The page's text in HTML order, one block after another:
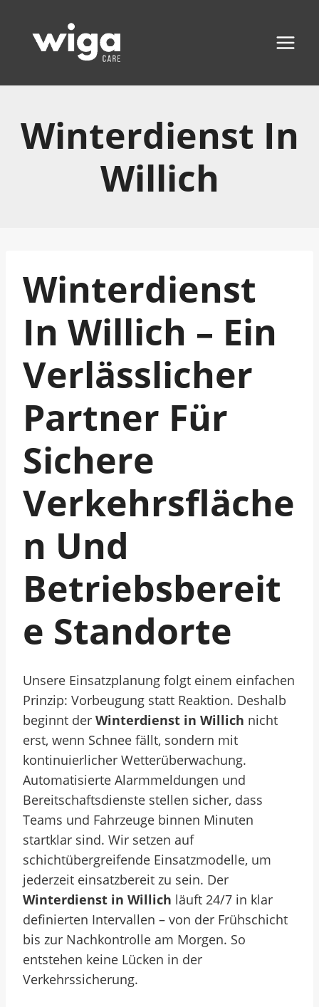
Inhalt
springen
Winterdienst In
Willich
Winterdienst
In Willich – Ein
Verlässlicher
Partner Für
Sichere
Verkehrsfläche
N Und
Betriebsbereit
E Standorte
Unsere Einsatzplanung folgt einem einfachen
Prinzip: Vorbeugung statt Reaktion. Deshalb
beginnt der Winterdienst in Willich nicht
erst, wenn Schnee fällt, sondern mit
kontinuierlicher Wetterüberwachung.
Automatisierte Alarmmeldungen und
Bereitschaftsdienste stellen sicher, dass
Teams und Fahrzeuge binnen Minuten
startklar sind. Wir setzen auf
schichtübergreifende Einsatzmodelle, um
jederzeit einsatzbereit zu sein. Der
Winterdienst in Willich läuft 24/7 in klar
definierten Intervallen – von der Frühschicht
bis zur Nachkontrolle am Morgen. So
entstehen keine Lücken in der
Verkehrssicherung.